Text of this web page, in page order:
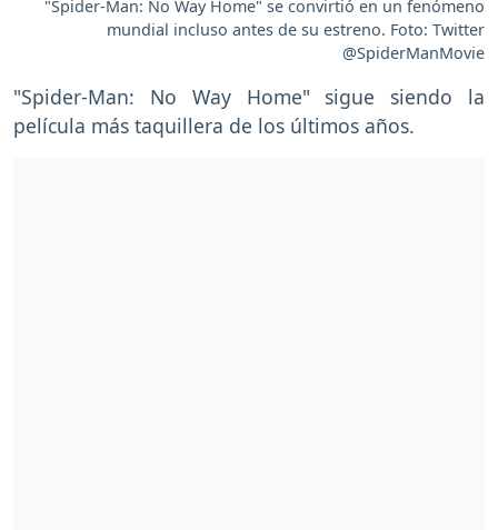
"Spider-Man: No Way Home" se convirtió en un fenómeno
mundial incluso antes de su estreno. Foto: Twitter
@SpiderManMovie
"Spider-Man: No Way Home" sigue siendo la
película más taquillera de los últimos años.